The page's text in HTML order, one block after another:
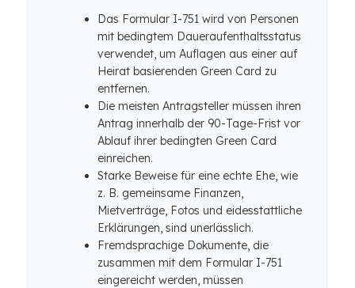
Das Formular I-751 wird von Personen
mit bedingtem Daueraufenthaltsstatus
verwendet, um Auflagen aus einer auf
Heirat basierenden Green Card zu
entfernen.
Die meisten Antragsteller müssen ihren
Antrag innerhalb der 90-Tage-Frist vor
Ablauf ihrer bedingten Green Card
einreichen.
Starke Beweise für eine echte Ehe, wie
z. B. gemeinsame Finanzen,
Mietverträge, Fotos und eidesstattliche
Erklärungen, sind unerlässlich.
Fremdsprachige Dokumente, die
zusammen mit dem Formular I-751
eingereicht werden, müssen